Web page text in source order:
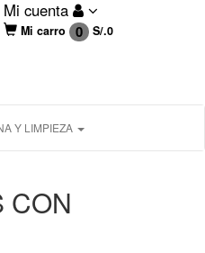
Mi cuenta
Mi carro 0 S/.0
Y LIMPIEZA
CON